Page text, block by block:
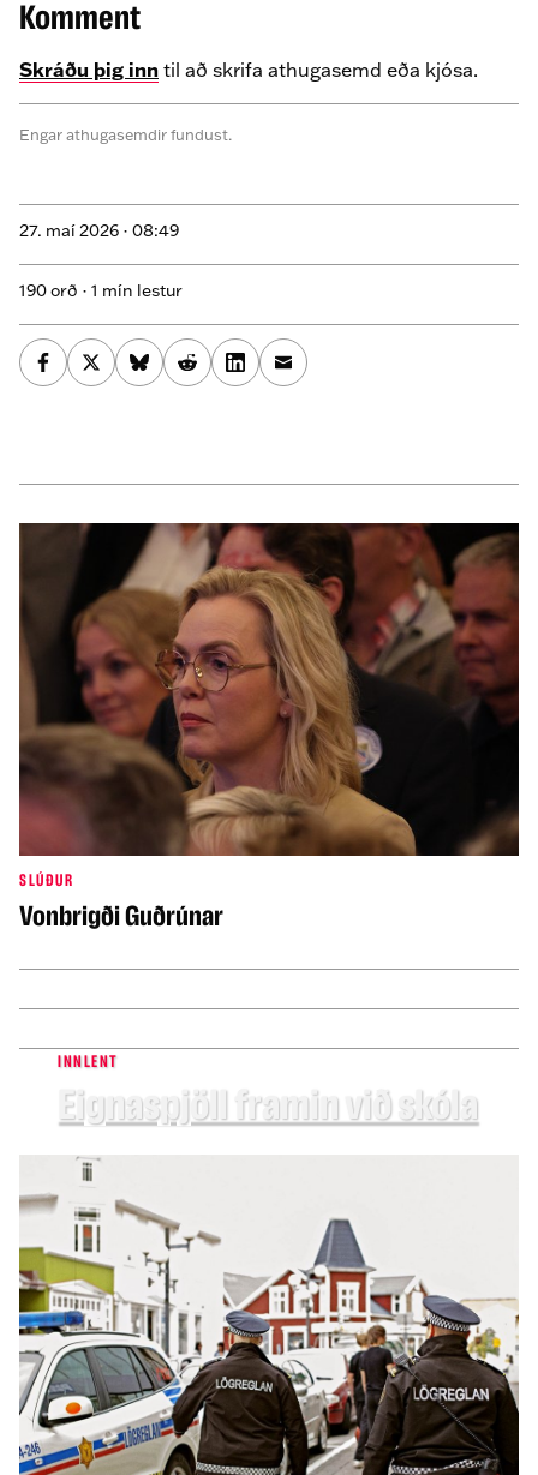
Komment
Skráðu þig inn til að skrifa athugasemd eða kjósa.
Engar athugasemdir fundust.
27. maí 2026 · 08:49
190 orð · 1 mín lestur
SLÚÐUR
Vonbrigði Guðrúnar
INNLENT
Eignaspjöll framin við skóla